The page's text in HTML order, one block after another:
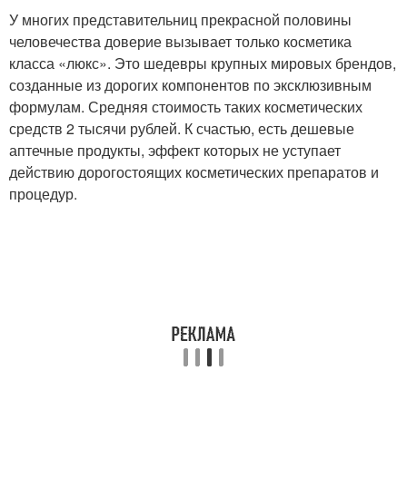
У многих представительниц прекрасной половины
человечества доверие вызывает только косметика
класса «люкс». Это шедевры крупных мировых брендов,
созданные из дорогих компонентов по эксклюзивным
формулам. Средняя стоимость таких косметических
средств 2 тысячи рублей. К счастью, есть дешевые
аптечные продукты, эффект которых не уступает
действию дорогостоящих косметических препаратов и
процедур.